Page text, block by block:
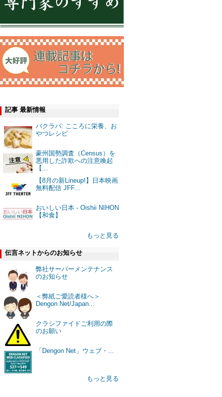
記事 最新情報
バクラバ: こころに栄養、お
やつレシピ
豪州国勢調査（Census）を
悪用した詐欺への注意喚起
【...
【8月の新Lineup!】日本映画
無料配信 JFF...
おいしい日本 - Oishii NIHON
【和食】
もっと見る
伝言ネットからのお知らせ
弊社サーバーメンテナンス
のお知らせ
＜弊紙ご愛読者様へ＞
Dengon Net/Japan...
クラシファイドご利用の際
のお願い
「Dengon Net」ウェブ・...
もっと見る